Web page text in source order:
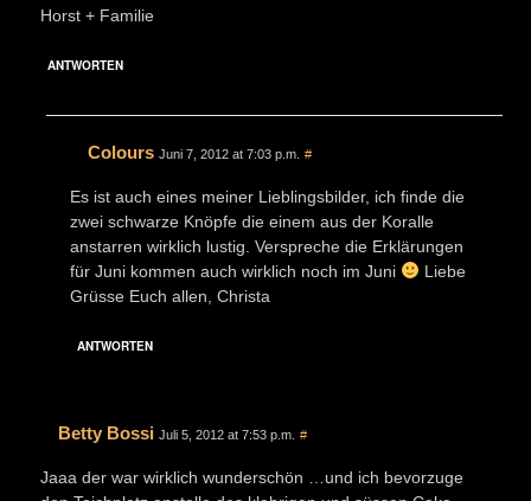
Horst + Familie
ANTWORTEN
Colours Juni 7, 2012 at 7:03 p.m. #
Es ist auch eines meiner Lieblingsbilder, ich finde die
zwei schwarze Knöpfe die einem aus der Koralle
anstarren wirklich lustig. Verspreche die Erklärungen
für Juni kommen auch wirklich noch im Juni
Liebe
Grüsse Euch allen, Christa
ANTWORTEN
Betty Bossi Juli 5, 2012 at 7:53 p.m. #
Jaaa der war wirklich wunderschön …und ich bevorzuge